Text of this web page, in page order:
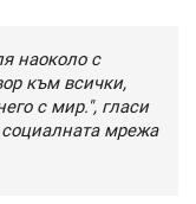
наоколо с
към всички,
с мир.", гласи
мрежа